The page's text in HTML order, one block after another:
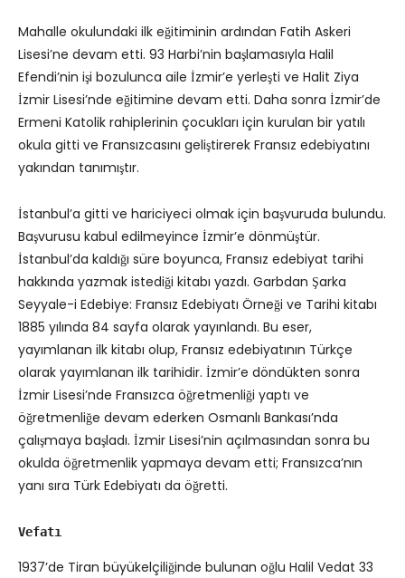
Mahalle okulundaki ilk eğitiminin ardından Fatih Askeri
Lisesi’ne devam etti. 93 Harbi’nin başlamasıyla Halil
Efendi’nin işi bozulunca aile İzmir’e yerleşti ve Halit Ziya
İzmir Lisesi’nde eğitimine devam etti. Daha sonra İzmir’de
Ermeni Katolik rahiplerinin çocukları için kurulan bir yatılı
okula gitti ve Fransızcasını geliştirerek Fransız edebiyatını
yakından tanımıştır.
İstanbul’a gitti ve hariciyeci olmak için başvuruda bulundu.
Başvurusu kabul edilmeyince İzmir’e dönmüştür.
İstanbul’da kaldığı süre boyunca, Fransız edebiyat tarihi
hakkında yazmak istediği kitabı yazdı. Garbdan Şarka
Seyyale-i Edebiye: Fransız Edebiyatı Örneği ve Tarihi kitabı
1885 yılında 84 sayfa olarak yayınlandı. Bu eser,
yayımlanan ilk kitabı olup, Fransız edebiyatının Türkçe
olarak yayımlanan ilk tarihidir. İzmir’e döndükten sonra
İzmir Lisesi’nde Fransızca öğretmenliği yaptı ve
öğretmenliğe devam ederken Osmanlı Bankası’nda
çalışmaya başladı. İzmir Lisesi’nin açılmasından sonra bu
okulda öğretmenlik yapmaya devam etti; Fransızca’nın
yanı sıra Türk Edebiyatı da öğretti.
Vefatı
1937’de Tiran büyükelçiliğinde bulunan oğlu Halil Vedat 33